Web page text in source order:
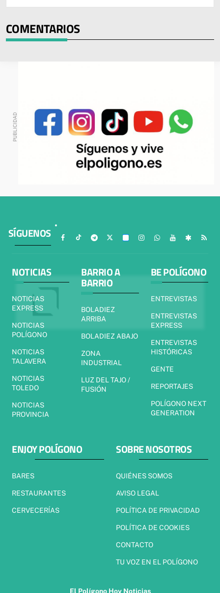
COMENTARIOS
SÍGUENOS
NOTICIAS
NOTICIAS
EXPRESS
NOTICIAS
POLÍGONO
NOTICIAS
TALAVERA
NOTICIAS
TOLEDO
NOTICIAS
PROVINCIA
BARRIO A
BARRIO
BOLADIEZ
ARRIBA
BOLADIEZ ABAJO
ZONA
INDUSTRIAL
LUZ DEL TAJO /
FUSIÓN
BE POLÍGONO
ENTREVISTAS
ENTREVISTAS
EXPRESS
ENTREVISTAS
HISTÓRICAS
GENTE
REPORTAJES
POLÍGONO NEXT
GENERATION
ENJOY POLÍGONO
BARES
RESTAURANTES
CERVECERÍAS
SOBRE NOSOTROS
QUIÉNES SOMOS
AVISO LEGAL
POLÍTICA DE PRIVACIDAD
POLÍTICA DE COOKIES
CONTACTO
TU VOZ EN EL POLÍGONO
El Polígono Hoy Noticias